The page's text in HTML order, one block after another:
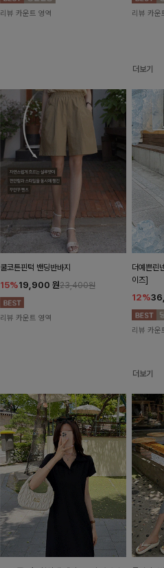
리뷰 카운트 영역 리뷰 카운
더보기
쿨코튼핀턱 밴딩반바지
15%19,900 원23,400원
리뷰 카운트 영역
더예쁜린
이즈]
12%
리뷰 카운
더보기